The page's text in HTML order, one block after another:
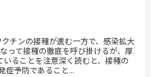
チンの接種が進む一方で、感染拡大
って接種の徹底を呼び掛けるが、厚
ることを注意深く読むと、接種の
症予防であること...